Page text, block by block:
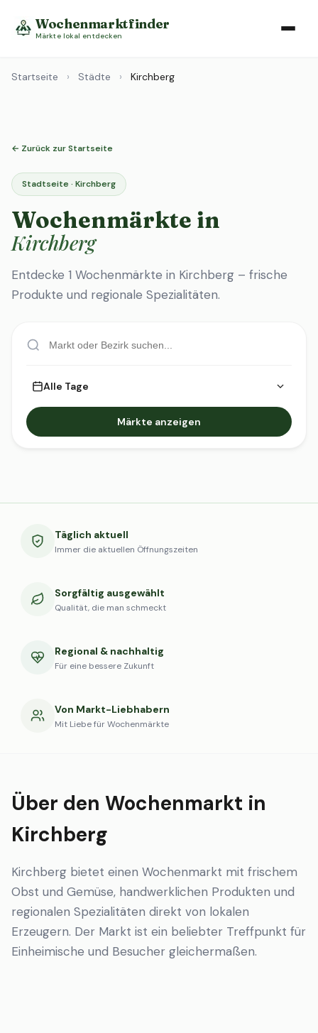
Wochenmarktfinder
Märkte lokal entdecken
Startseite › Städte › Kirchberg
← Zurück zur Startseite
Stadtseite · Kirchberg
Wochenmärkte in
Kirchberg
Entdecke 1 Wochenmärkte in Kirchberg – frische
Produkte und regionale Spezialitäten.
Alle Tage
Märkte anzeigen
Täglich aktuell
Immer die aktuellen Öffnungszeiten
Sorgfältig ausgewählt
Qualität, die man schmeckt
Regional & nachhaltig
Für eine bessere Zukunft
Von Markt-Liebhabern
Mit Liebe für Wochenmärkte
Über den Wochenmarkt in
Kirchberg
Kirchberg bietet einen Wochenmarkt mit frischem
Obst und Gemüse, handwerklichen Produkten und
regionalen Spezialitäten direkt von lokalen
Erzeugern. Der Markt ist ein beliebter Treffpunkt für
Einheimische und Besucher gleichermaßen.